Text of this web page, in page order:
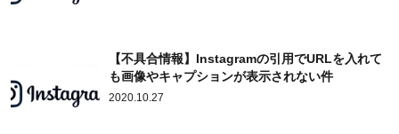
【不具合情報】Instagramの引用でURLを入れて
も画像やキャプションが表示されない件
2020.10.27